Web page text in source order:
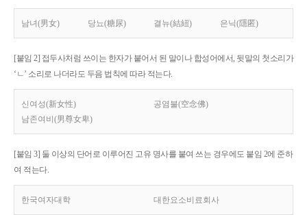
남녀(男女) 당뇨(糖尿) 결뉴(結紐) 은닉(隱匿)
[붙임 2] 접두사처럼 쓰이는 한자가 붙어서 된 말이나 합성어에서, 뒷말의 첫소리가
‘ㄴ’ 소리로 나더라도 두음 법칙에 따라 적는다.
신여성(新女性)
공염불(空念佛)
남존여비(男尊女卑)
[붙임 3] 둘 이상의 단어로 이루어진 고유 명사를 붙여 쓰는 경우에도 붙임 2에 준하
여 적는다.
한국여자대학 대한요소비료회사